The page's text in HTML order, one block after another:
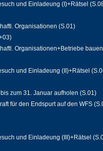
und Einladeung (I)+Rätsel
Organisationen (S.01)
Organisationen+Betriebe
und Einladeung (II)+Rätsel
zum 31. Januar aufholen (S.01)
für den Endspurt auf den WFS
und Einladeung (III)+Rätsel